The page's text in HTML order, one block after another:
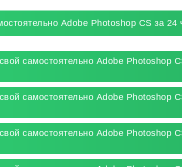
Adobe Photoshop CS за 24
самостоятельно Adobe Photoshop
самостоятельно Adobe Photoshop
самостоятельно Adobe Photoshop